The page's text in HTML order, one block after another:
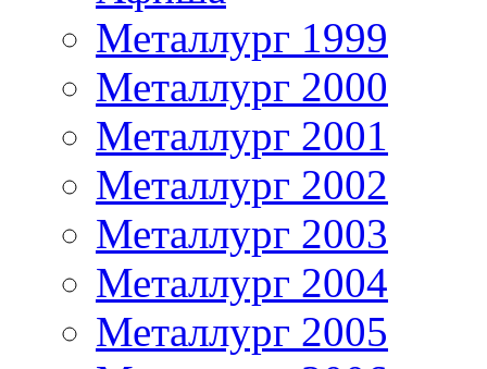
Металлург 1999
Металлург 2000
Металлург 2001
Металлург 2002
Металлург 2003
Металлург 2004
Металлург 2005